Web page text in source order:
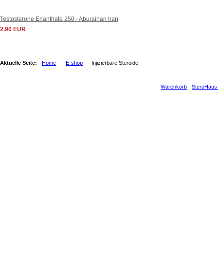
Testosterone Enanthate 250 - Aburaihan Iran
2.90 EUR
Aktuelle Seite: Home E-shop Injizierbare Steroide
Warenkorb